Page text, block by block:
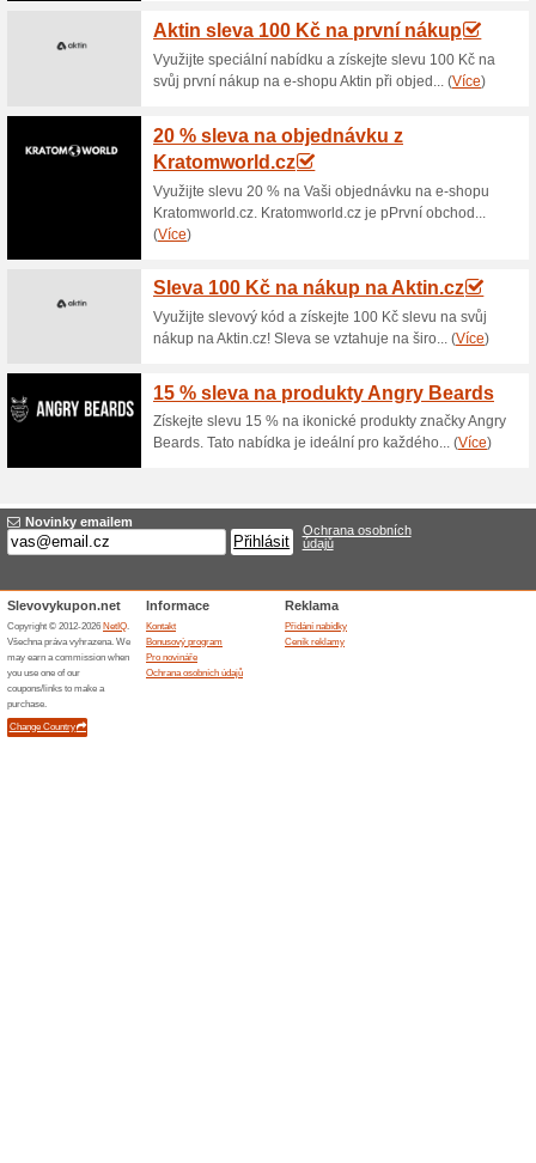
(Maiselova 58/7). Každá
soutěže - není nutná žádná
2. 2026.
Doprava zdarma
100% fungovalo Akce
Nakupování online v
nákupech nad 3 000 Kč jsou
Neplaťte tak zbytečně
Možný zdarma
100% fungovalo